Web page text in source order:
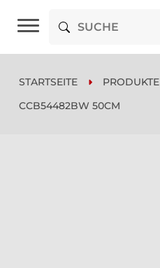
STARTSEITE PRODUKTE
CCB54482BW 50CM